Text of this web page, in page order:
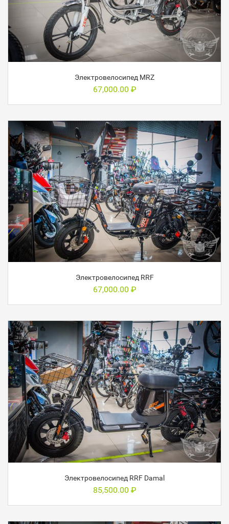
Электровелосипед MRZ
67,000.00 ₽
Электровелосипед RRF
67,000.00 ₽
Электровелосипед RRF Damal
85,500.00 ₽